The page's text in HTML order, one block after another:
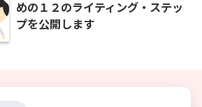
めの１２のライティング・ステッ
プを公開します